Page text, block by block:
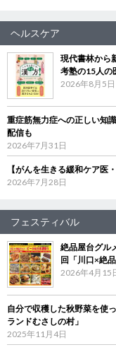
ヘルスケア
現代書林から
考塾の15人の
2026年8月5日
重症筋無力症への正しい知
配信も
2026年7月31日
【がんを生きる緩和ケア医
2026年7月28日
フェスティバル
絶品屋台グル
回「川口×絶
2026年4月15
自分で収穫した秋野菜を使
ランドむさしの村」
2025年11月4日